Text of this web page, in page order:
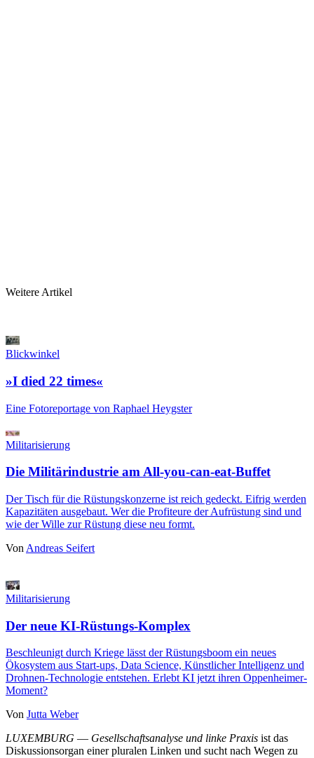
Weitere Artikel
Blickwinkel
»I died 22 times«
Eine Fotoreportage von Raphael Heygster
Militarisierung
Die Militärindustrie am All-you-can-eat-Buffet
Der Tisch für die Rüstungskonzerne ist reich gedeckt. Eifrig werden
Kapazitäten ausgebaut. Wer die Profiteure der Aufrüstung sind und
wie der Wille zur Rüstung diese neu formt.
Von Andreas Seifert
Militarisierung
Der neue KI-Rüstungs-Komplex
Beschleunigt durch Kriege lässt der Rüstungsboom ein neues
Ökosystem aus Start-ups, Data Science, Künstlicher Intelligenz und
Drohnen-Technologie entstehen. Erlebt KI jetzt ihren Oppenheimer-
Moment?
Von Jutta Weber
LUXEMBURG — Gesellschaftsanalyse und linke Praxis ist das
Diskussionsorgan einer pluralen Linken und sucht nach Wegen zu